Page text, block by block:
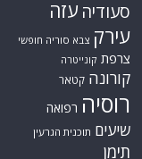
סעודיה עזה
עירק צבא סוריה חופשי
צרפת קונייטרה
קורונה קטאר
רוסיה רפואה
שיעים תוכנית הגרעין
תימן